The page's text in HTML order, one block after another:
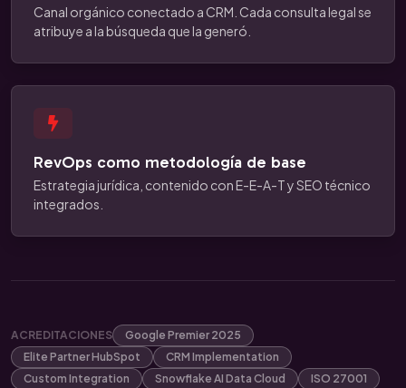
Canal orgánico conectado a CRM. Cada consulta legal se
atribuye a la búsqueda que la generó.
RevOps como metodología de base
Estrategia jurídica, contenido con E-E-A-T y SEO técnico
integrados.
ACREDITACIONES
Google Premier 2025
Elite Partner HubSpot
CRM Implementation
Custom Integration
Snowflake AI Data Cloud ISO 27001